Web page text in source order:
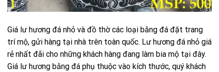
Giá lư hương đá nhỏ và đồ thờ các loại bằng đá đặt trang
trí mộ, gửi hàng tại nhà trên toàn quốc. Lư hương đá nhỏ giá
rẻ nhất đãi cho những khách hàng đang làm bia mộ tại đây.
Giá lư hương bằng đá phụ thuộc vào kích thước, quý khách